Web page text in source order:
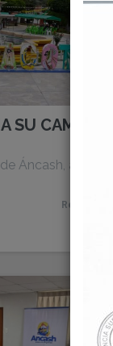
SU CAMINO A
Áncash, a través
Read More